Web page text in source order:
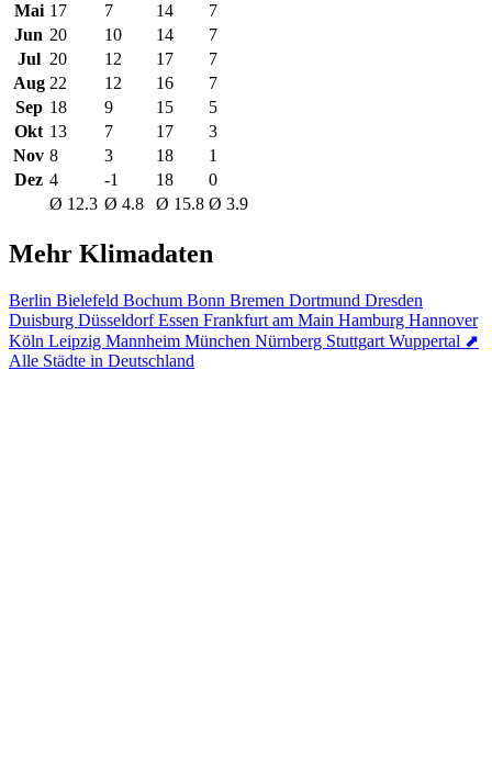
Mai 17 7 14
7
Jun 20 10 14
7
Jul 20 12 17
7
Aug 22 12 16
7
Sep 18 9 15
5
Okt 13 7 17
3
Nov 8 3 18
1
Dez 4 -1 18
0
Ø 12.3 Ø 4.8 Ø 15.8 Ø 3.9
Mehr Klimadaten
Berlin Bielefeld Bochum Bonn Bremen Dortmund Dresden
Duisburg DüsseldorfEssen Frankfurt am Main Hamburg Hannover
Köln Leipzig Mannheim München Nürnberg Stuttgart Wuppertal ⬈
Alle Städte in Deutschland